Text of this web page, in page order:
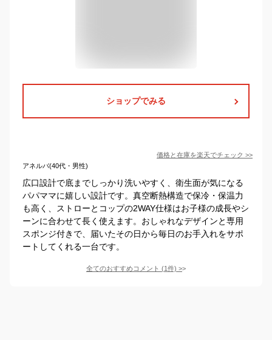
ショップでみる
価格と在庫を楽天でチェック >>
アネルバ(40代・男性)
広口設計で底までしっかり洗いやすく、衛生面が気になる
パパママに嬉しい設計です。真空断熱構造で保冷・保温力
も高く、ストローとコップの2WAY仕様はお子様の成長やシ
ーンに合わせて長く使えます。おしゃれなデザインと専用
スポンジ付きで、届いたその日から毎日のお手入れをサポ
ートしてくれる一台です。
全てのおすすめコメント (1件) >